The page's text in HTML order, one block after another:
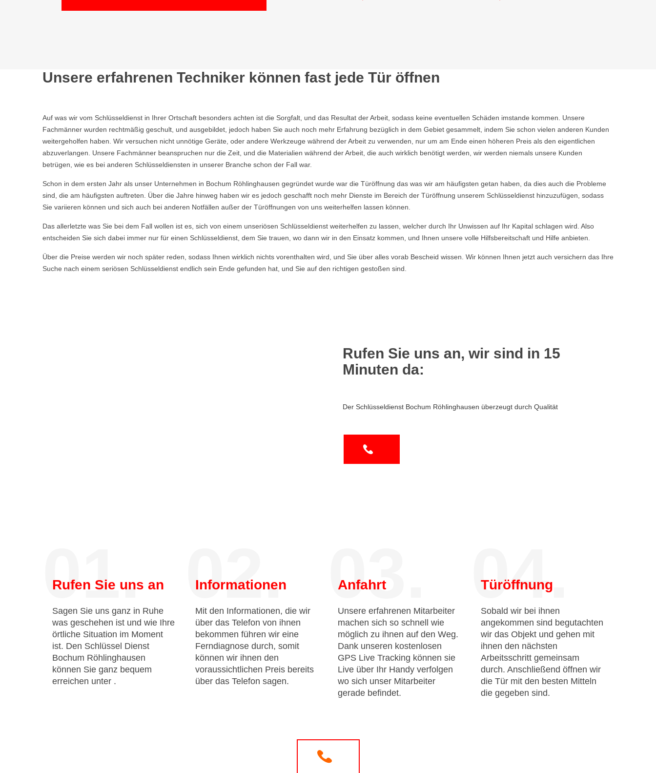
Unsere erfahrenen Techniker können fast jede Tür öffnen
Auf was wir vom Schlüsseldienst in Ihrer Ortschaft besonders achten ist die Sorgfalt, und das Resultat der Arbeit, sodass keine eventuellen Schäden imstande kommen. Unsere
Fachmänner wurden rechtmäßig geschult, und ausgebildet, jedoch haben Sie auch noch mehr Erfahrung bezüglich in dem Gebiet gesammelt, indem Sie schon vielen anderen Kunden
weitergeholfen haben. Wir versuchen nicht unnötige Geräte, oder andere Werkzeuge während der Arbeit zu verwenden, nur um am Ende einen höheren Preis als den eigentlichen
abzuverlangen. Unsere Fachmänner beanspruchen nur die Zeit, und die Materialien während der Arbeit, die auch wirklich benötigt werden, wir werden niemals unsere Kunden
betrügen, wie es bei anderen Schlüsseldiensten in unserer Branche schon der Fall war.
Schon in dem ersten Jahr als unser Unternehmen in Bochum Röhlinghausen gegründet wurde war die Türöffnung das was wir am häufigsten getan haben, da dies auch die Probleme
sind, die am häufigsten auftreten. Über die Jahre hinweg haben wir es jedoch geschafft noch mehr Dienste im Bereich der Türöffnung unserem Schlüsseldienst hinzuzufügen, sodass
Sie variieren können und sich auch bei anderen Notfällen außer der Türöffnungen von uns weiterhelfen lassen können.
Das allerletzte was Sie bei dem Fall wollen ist es, sich von einem unseriösen Schlüsseldienst weiterhelfen zu lassen, welcher durch Ihr Unwissen auf Ihr Kapital schlagen wird. Also
entscheiden Sie sich dabei immer nur für einen Schlüsseldienst, dem Sie trauen, wo dann wir in den Einsatz kommen, und Ihnen unsere volle Hilfsbereitschaft und Hilfe anbieten.
Über die Preise werden wir noch später reden, sodass Ihnen wirklich nichts vorenthalten wird, und Sie über alles vorab Bescheid wissen. Wir können Ihnen jetzt auch versichern das Ihre
Suche nach einem seriösen Schlüsseldienst endlich sein Ende gefunden hat, und Sie auf den richtigen gestoßen sind.
Rufen Sie uns an, wir sind in 15
Minuten da:
Der Schlüsseldienst Bochum Röhlinghausen überzeugt durch Qualität
01.
Rufen Sie uns an
Sagen Sie uns ganz in Ruhe
was geschehen ist und wie Ihre
örtliche Situation im Moment
ist. Den Schlüssel Dienst
Bochum Röhlinghausen
können Sie ganz bequem
erreichen unter .
02.
Informationen
Mit den Informationen, die wir
über das Telefon von ihnen
bekommen führen wir eine
Ferndiagnose durch, somit
können wir ihnen den
voraussichtlichen Preis bereits
über das Telefon sagen.
03.
Anfahrt
Unsere erfahrenen Mitarbeiter
machen sich so schnell wie
möglich zu ihnen auf den Weg.
Dank unseren kostenlosen
GPS Live Tracking können sie
Live über Ihr Handy verfolgen
wo sich unser Mitarbeiter
gerade befindet.
04.
Türöffnung
Sobald wir bei ihnen
angekommen sind begutachten
wir das Objekt und gehen mit
ihnen den nächsten
Arbeitsschritt gemeinsam
durch. Anschließend öffnen wir
die Tür mit den besten Mitteln
die gegeben sind.